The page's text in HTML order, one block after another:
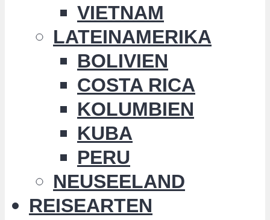
VIETNAM
LATEINAMERIKA
BOLIVIEN
COSTA RICA
KOLUMBIEN
KUBA
PERU
NEUSEELAND
REISEARTEN